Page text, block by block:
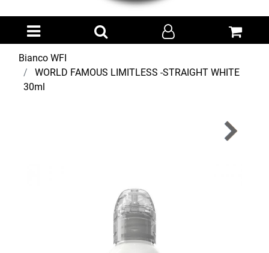
Open menu
Bianco WFI
WORLD FAMOUS LIMITLESS -STRAIGHT WHITE
30ml